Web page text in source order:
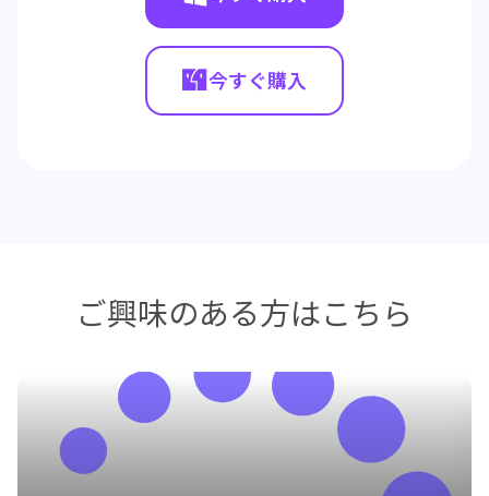
今すぐ購入
ご興味のある方はこちら